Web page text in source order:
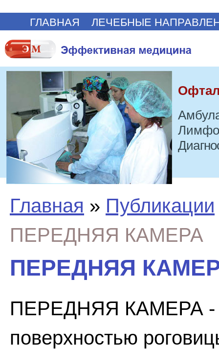
ГЛАВНАЯ ЛЕЧЕБНЫЕ
Главная » Публикации
ПЕРЕДНЯЯ КАМЕРА
ПЕРЕДНЯЯ
ПЕРЕДНЯЯ КАМЕРА -
поверхностью